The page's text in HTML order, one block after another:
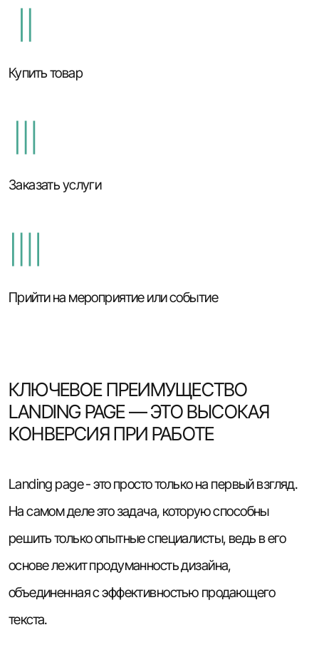
Купить товар
Заказать услуги
Прийти на мероприятие или событие
КЛЮЧЕВОЕ ПРЕИМУЩЕСТВО
LANDING PAGE — ЭТО ВЫСОКАЯ
КОНВЕРСИЯ ПРИ РАБОТЕ
Landing page - это просто только на первый взгляд.
На самом деле это задача, которую способны
решить только опытные специалисты, ведь в его
основе лежит продуманность дизайна,
объединенная с эффективностью продающего
текста.